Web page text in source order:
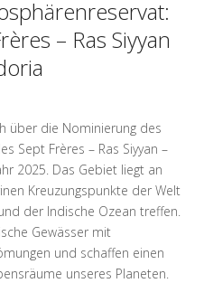
– Ras Siyyan
über die Nominierung des
Sept Frères – Ras Siyyan –
2025. Das Gebiet liegt an
Kreuzungspunkte der Welt
der Indische Ozean treffen.
Gewässer mit
und schaffen einen
unseres Planeten.